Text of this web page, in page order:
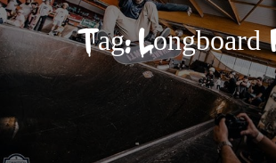
Tag: Longboard